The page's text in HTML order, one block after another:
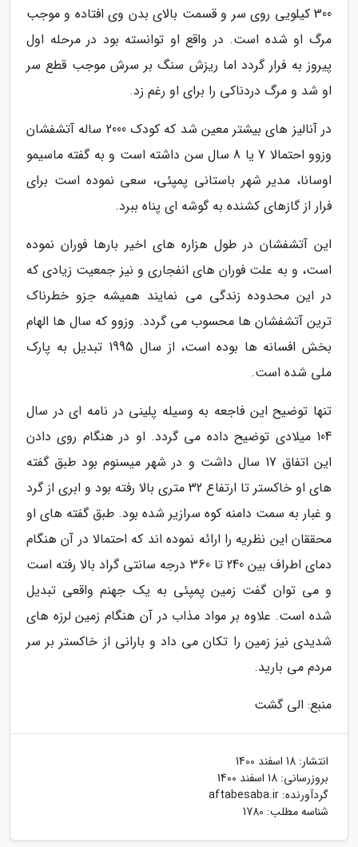
300 کیلویی روی سر و قسمت بالای بدن وی افتاده و موجب
مرگ او شده است. در واقع او توانسته بود در مرحله اول
پیروز به فرار گردد اما ریزش سنگ بر سرش موجب قطع سر
او شد و مرگ دردناکی را برای او رغم زد.
در آنالیز های بیشتر معین شد که کودک 2000 ساله آتشفشان
وزوو احتمالا 7 یا 8 سال سن داشته است و به گفته ماسیمو
اوسانا، مدیر شهر باستانی پمپئی، سعی نموده است برای
فرار از گازهای کشنده به گوشه ای پناه ببرد.
این آتشفشان در طول هزاره های اخیر بارها فوران نموده
است، و به علت فوران های انفجاری و نیز جمعیت زیادی که
در این محدوده زندگی می نمایند همیشه جزو خطرناک
ترین آتشفشان ها محسوب می گردد. وزوو که سال ها الهام
بخش افسانه ها بوده است، از سال 1995 تبدیل به پارک
ملی شده است.
تنها توضیح این فاجعه به وسیله پلینی در نامه ای در سال
104 میلادی توضیح داده می گردد. او در هنگام روی دادن
این اتفاق 17 سال داشت و در شهر میسنوم بود طبق گفته
های او خاکستر تا ارتفاع 32 متری بالا رفته بود و ابری از گرد
و غبار به سمت دامنه کوه سرازیر شده بود. طبق گفته های او
محققان این نظریه را ارائه نموده اند که احتمالا در آن هنگام
دمای اطراف بین 240 تا 360 درجه سانتی گراد بالا رفته است
و می توان گفت زمین پمپئی به یک جهنم واقعی تبدیل
شده است. علاوه بر مواد مذاب در آن هنگام زمین لرزه های
شدیدی نیز زمین را تکان می داد و بارانی از خاکستر بر سر
مردم می بارید.
منبع: الی گشت
انتشار: 18 اسفند 1400
بروزرسانی: 18 اسفند 1400
گردآورنده: aftabesaba.ir
شناسه مطلب: 1780